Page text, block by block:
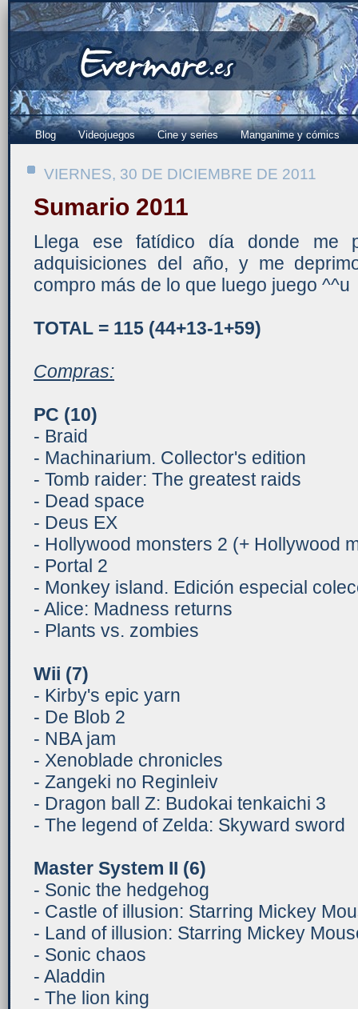
Blog Videojuegos Cine y series Manganime y cómics
VIERNES, 30 DE DICIEMBRE DE 2011
Sumario 2011
Llega ese fatídico día donde me
adquisiciones del año, y me
compro más de lo que luego juego ^^u
TOTAL = 115 (44+13-1+59)
Compras:
PC (10)
- Braid
- Machinarium. Collector's edition
- Tomb raider: The greatest raids
- Dead space
- Deus EX
- Hollywood monsters 2 (+ Hollywood
- Portal 2
- Monkey island. Edición especial
- Alice: Madness returns
- Plants vs. zombies
Wii (7)
- Kirby's epic yarn
- De Blob 2
- NBA jam
- Xenoblade chronicles
- Zangeki no Reginleiv
- Dragon ball Z: Budokai tenkaichi 3
- The legend of Zelda: Skyward sword
Master System II (6)
- Sonic the hedgehog
- Castle of illusion: Starring Mickey
- Land of illusion: Starring Mickey
- Sonic chaos
- Aladdin
- The lion king